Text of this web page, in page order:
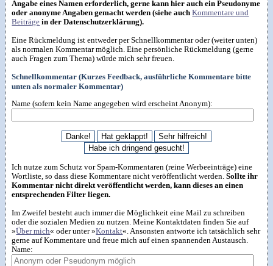
Angabe eines Namen erforderlich, gerne kann hier auch ein Pseudonyme
oder anonyme Angaben gemacht werden (siehe auchKommentare und
Beiträge in der Datenschutzerklärung).
Eine Rückmeldung ist entweder per Schnellkommentar oder (weiter unten)
als normalen Kommentar möglich. Eine persönliche Rückmeldung (gerne
auch Fragen zum Thema) würde mich sehr freuen.
Schnellkommentar (Kurzes Feedback, ausführliche Kommentare bitte
unten als normaler Kommentar)
Name (sofern kein Name angegeben wird erscheint Anonym):
Ich nutze zum Schutz vor Spam-Kommentaren (reine Werbeeinträge) eine
Wortliste, so dass diese Kommentare nicht veröffentlicht werden.Sollte ihr
Kommentar nicht direkt veröffentlicht werden, kann dieses an einen
entsprechenden Filter liegen.
Im Zweifel besteht auch immer die Möglichkeit eine Mail zu schreiben
oder die sozialen Medien zu nutzen. Meine Kontaktdaten finden Sie auf
»Über mich« oder unter »Kontakt«. Ansonsten antworte ich tatsächlich sehr
gerne auf Kommentare und freue mich auf einen spannenden Austausch.
Name: